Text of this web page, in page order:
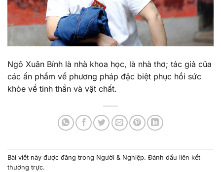
Ngô Xuân Bính là nhà khoa học, là nhà thơ; tác giả của
các ấn phẩm về phương pháp đặc biệt phục hồi sức
khỏe về tinh thần và vật chất.
Bài viết này được đăng trong Người & Nghiệp. Đánh dấu liên kết
thường trực.